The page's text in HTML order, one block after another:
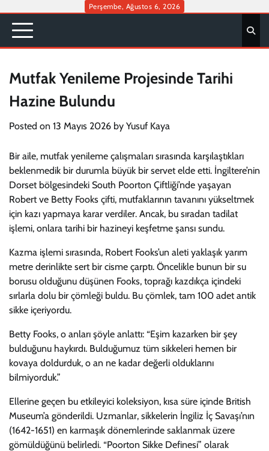
content
Perşembe, Ağustos 6, 2026
Mutfak Yenileme Projesinde Tarihi
Hazine Bulundu
Posted on 13 Mayıs 2026 by Yusuf Kaya
Bir aile, mutfak yenileme çalışmaları sırasında karşılaştıkları
beklenmedik bir durumla büyük bir servet elde etti. İngiltere’nin
Dorset bölgesindeki South Poorton Çiftliği’nde yaşayan
Robert ve Betty Fooks çifti, mutfaklarının tavanını yükseltmek
için kazı yapmaya karar verdiler. Ancak, bu sıradan tadilat
işlemi, onlara tarihi bir hazineyi keşfetme şansı sundu.
Kazma işlemi sırasında, Robert Fooks’un aleti yaklaşık yarım
metre derinlikte sert bir cisme çarptı. Öncelikle bunun bir su
borusu olduğunu düşünen Fooks, toprağı kazdıkça içindeki
sırlarla dolu bir çömleği buldu. Bu çömlek, tam 100 adet antik
sikke içeriyordu.
Betty Fooks, o anları şöyle anlattı: “Eşim kazarken bir şey
bulduğunu haykırdı. Bulduğumuz tüm sikkeleri hemen bir
kovaya doldurduk, o an ne kadar değerli olduklarını
bilmiyorduk.”
Ellerine geçen bu etkileyici koleksiyon, kısa süre içinde British
Museum’a gönderildi. Uzmanlar, sikkelerin İngiliz İç Savaşı’nın
(1642-1651) en karmaşık dönemlerinde saklanmak üzere
gömüldüğünü belirledi. “Poorton Sikke Definesi” olarak